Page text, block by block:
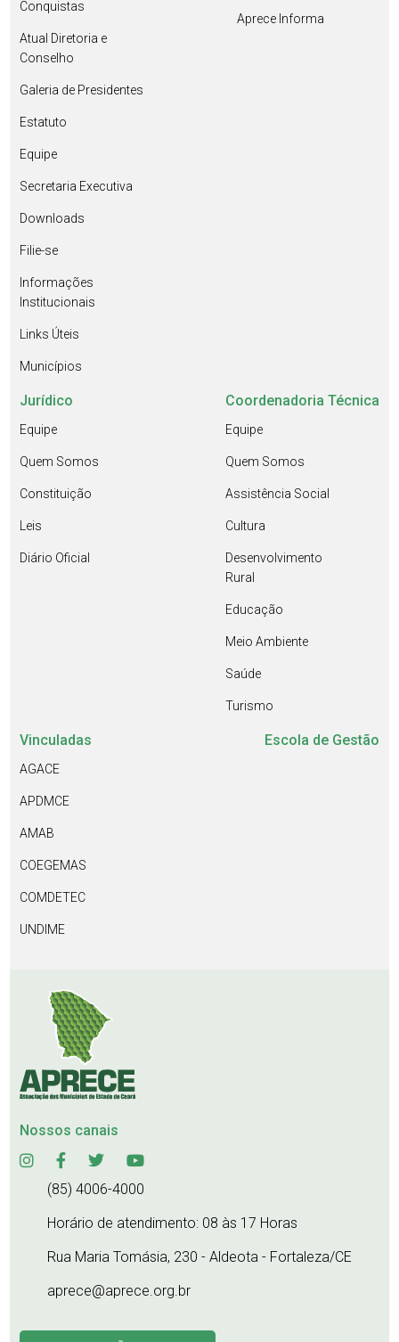
Conquistas
Atual Diretoria e
Conselho
Galeria de Presidentes
Estatuto
Equipe
Secretaria Executiva
Downloads
Filie-se
Informações
Institucionais
Links Úteis
Municípios
Aprece Informa
Jurídico
Equipe
Quem Somos
Constituição
Leis
Diário Oficial
Coordenadoria Técnica
Equipe
Quem Somos
Assistência Social
Cultura
Desenvolvimento
Rural
Educação
Meio Ambiente
Saúde
Turismo
Vinculadas
AGACE
APDMCE
AMAB
COEGEMAS
COMDETEC
UNDIME
Escola de Gestão
Nossos canais
(85) 4006-4000
Horário de atendimento: 08 às 17 Horas
Rua Maria Tomásia, 230 - Aldeota - Fortaleza/CE
aprece@aprece.org.br